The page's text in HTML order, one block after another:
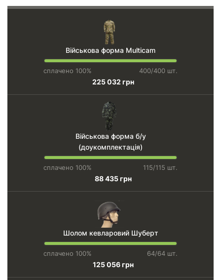
Військова форма Multicam
сплачено 100% 400/400 шт.
225 032 грн
Військова форма б/у
(доукомплектація)
сплачено 100% 115/115 шт.
88 435 грн
Шолом кевларовий Шуберт
сплачено 100% 64/64 шт.
125 056 грн